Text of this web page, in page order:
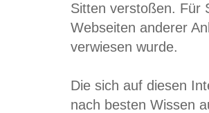
Sitten verstoßen. Für
Webseiten anderer
verwiesen wurde.
Die sich auf diesen
nach besten Wissen